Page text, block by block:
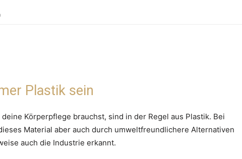
Plastik sein
Körperpflege brauchst, sind in der Regel aus Plastik. Bei
Material aber auch durch umweltfreundlichere Alternativen
auch die Industrie erkannt.